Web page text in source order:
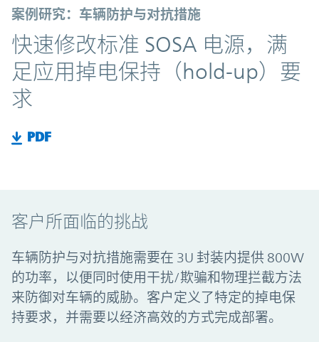
案例研究：车辆防护与对抗措施
快速修改标准 SOSA 电源，满
足应用掉电保持（hold-up）要
求
PDF
客户所面临的挑战
车辆防护与对抗措施需要在 3U 封装内提供 800W
的功率，以便同时使用干扰/欺骗和物理拦截方法
来防御对车辆的威胁。客户定义了特定的掉电保
持要求，并需要以经济高效的方式完成部署。